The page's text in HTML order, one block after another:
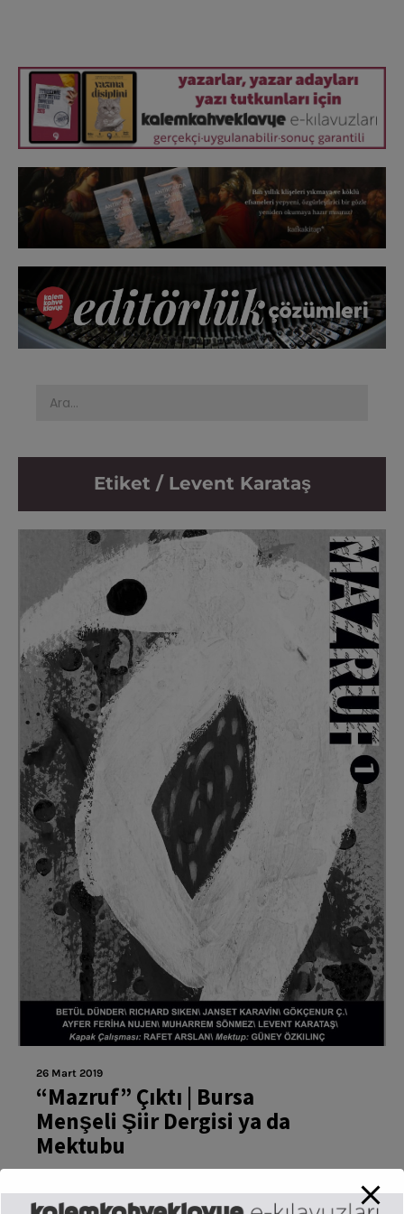
Etiket / Levent Karataş
26 Mart 2019
“Mazruf” Çıktı | Bursa
Menşeli Şiir Dergisi ya da
Mektubu
birinci sayısıyla okur karşısına çıktı. Editörlüğünü